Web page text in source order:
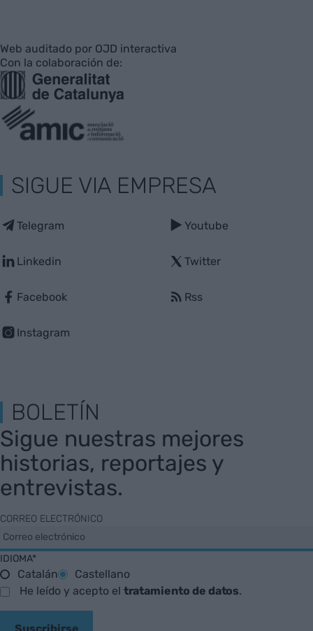
Web auditado por OJD interactiva
Con la colaboración de:
SIGUE VIA EMPRESA
Telegram
Linkedin
Facebook
Instagram
Youtube
Twitter
Rss
BOLETÍN
Sigue nuestras mejores
historias, reportajes y
entrevistas.
CORREO ELECTRÓNICO
IDIOMA*
Catalán
Castellano
He leído y acepto el tratamiento de datos.